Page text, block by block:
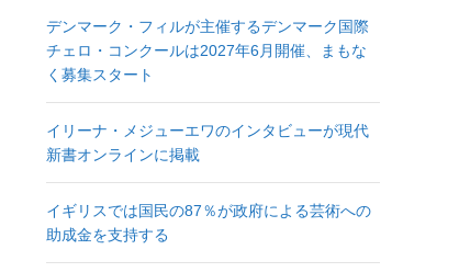
デンマーク・フィルが主催するデンマーク国際
チェロ・コンクールは2027年6月開催、まもな
く募集スタート
イリーナ・メジューエワのインタビューが現代
新書オンラインに掲載
イギリスでは国民の87％が政府による芸術への
助成金を支持する